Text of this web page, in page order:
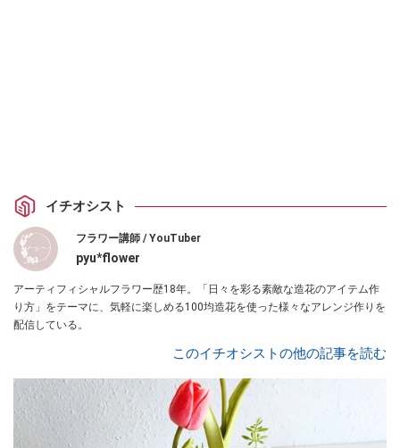
イチオシスト
フラワー講師 / YouTuber
pyu*flower
アーティフィシャルフラワー歴18年。「日々を彩る素敵な造花のアイテム作
り方」をテーマに、気軽に楽しめる100均造花を使った様々なアレンジ作りを
配信している。
このイチオシストの他の記事を読む